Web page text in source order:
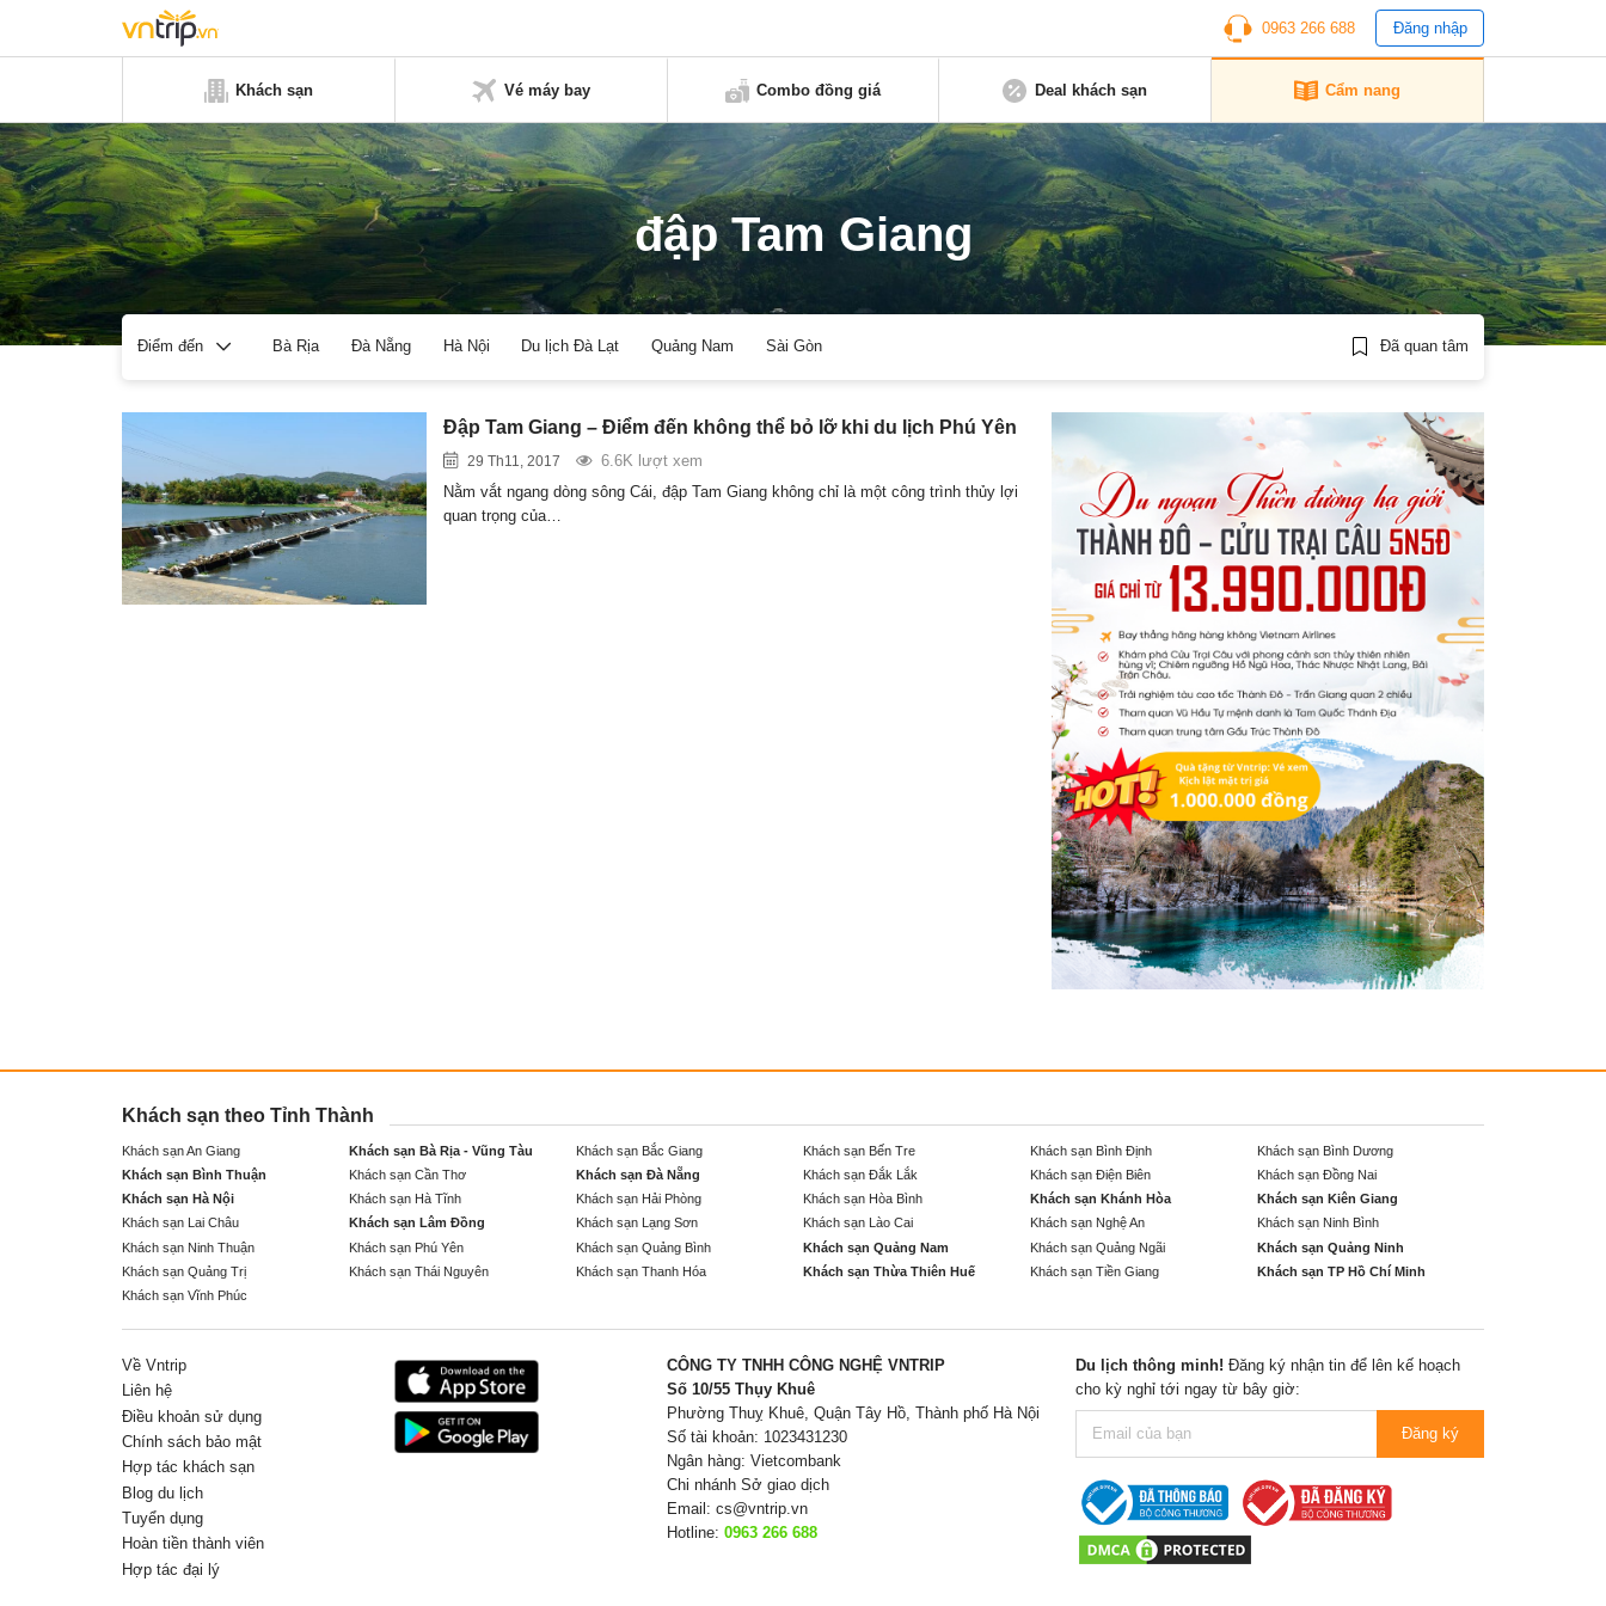
0963 266 688 Đăng nhập
Khách sạn Vé máy bay Combo đồng giá Deal khách sạn Cẩm nang
đập Tam Giang
Điểm đến Bà Rịa Đà Nẵng Hà Nội Du lịch Đà Lạt Quảng Nam Sài Gòn Đã quan tâm
Đập Tam Giang – Điểm đến không thể bỏ lỡ khi du lịch Phú Yên
29 Th11, 2017
6.6K lượt xem
Nằm vắt ngang dòng sông Cái, đập Tam Giang không chỉ là một công trình thủy lợi
quan trọng của…
Khách sạn theo Tỉnh Thành
Khách sạn An Giang Khách sạn Bà Rịa - Vũng Tàu Khách sạn Bắc Giang Khách sạn Bến Tre Khách sạn Bình Định
Khách sạn Bình Dương
Khách sạn Bình Thuận
Khách sạn Cần Thơ Khách sạn Đà Nẵng Khách sạn Đắk Lắk Khách sạn Điện Biên
Khách sạn Đồng Nai
Khách sạn Hà Nội
Khách sạn Hà Tĩnh Khách sạn Hải Phòng Khách sạn Hòa Bình Khách sạn Khánh Hòa
Khách sạn Kiên Giang
Khách sạn Lai Châu
Khách sạn Lâm Đồng Khách sạn Lạng Sơn Khách sạn Lào Cai Khách sạn Nghệ An
Khách sạn Ninh Bình
Khách sạn Ninh Thuận
Khách sạn Phú Yên Khách sạn Quảng Bình Khách sạn Quảng Nam Khách sạn Quảng Ngãi
Khách sạn Quảng Ninh
Khách sạn Quảng Trị
Khách sạn Thái Nguyên Khách sạn Thanh Hóa Khách sạn Thừa Thiên Huế Khách sạn Tiền Giang
Khách sạn TP Hồ Chí Minh
Khách sạn Vĩnh Phúc
Về Vntrip
Liên hệ
Điều khoản sử dụng
Chính sách bảo mật
Hợp tác khách sạn
Blog du lịch
Tuyển dụng
Hoàn tiền thành viên
Hợp tác đại lý
CÔNG TY TNHH CÔNG NGHỆ VNTRIP
Số 10/55 Thụy Khuê
Phường Thuỵ Khuê, Quận Tây Hồ, Thành phố Hà Nội
Số tài khoản: 1023431230
Ngân hàng: Vietcombank
Chi nhánh Sở giao dịch
Email: cs@vntrip.vn
Hotline: 0963 266 688
Du lịch thông minh! Đăng ký nhận tin để lên kế hoạch
cho kỳ nghỉ tới ngay từ bây giờ:
Đăng ký